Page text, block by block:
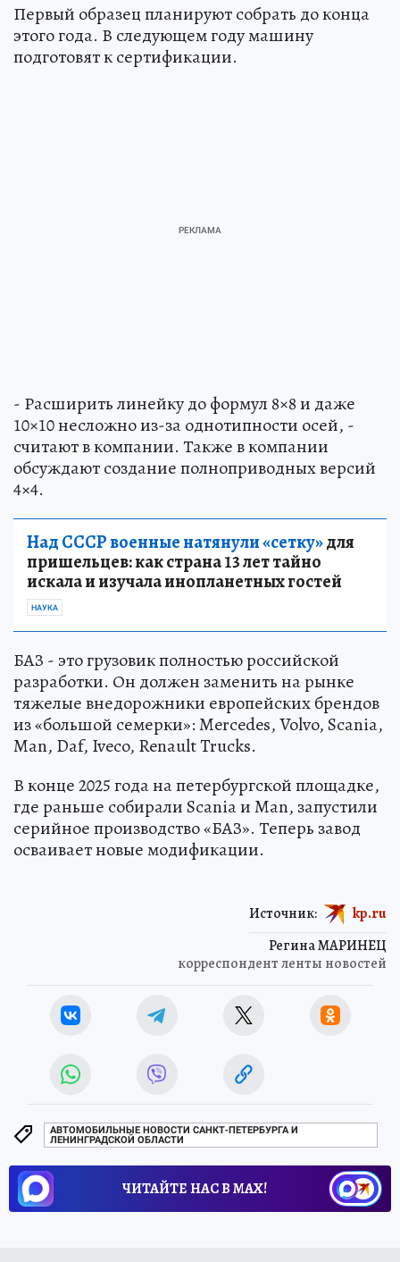
Первый образец планируют собрать до конца
этого года. В следующем году машину
подготовят к сертификации.
- Расширить линейку до формул 8×8 и даже
10×10 несложно из-за однотипности осей, -
считают в компании. Также в компании
обсуждают создание полноприводных версий
4×4.
Над СССР военные натянули «сетку»для
пришельцев: как страна 13 лет тайно
искала и изучала инопланетных гостей
НАУКА
БАЗ - это грузовик полностью российской
разработки. Он должен заменить на рынке
тяжелые внедорожники европейских брендов
из «большой семерки»: Mercedes, Volvo, Scania,
Man, Daf, Iveco, Renault Trucks.
В конце 2025 года на петербургской площадке,
где раньше собирали Scania и Man, запустили
серийное производство «БАЗ». Теперь завод
осваивает новые модификации.
Регина МАРИНЕЦ
корреспондент ленты новостей
Источник: kp.ru
АВТОМОБИЛЬНЫЕ НОВОСТИ САНКТ-ПЕТЕРБУРГА И
ЛЕНИНГРАДСКОЙ ОБЛАСТИ
ЧИТАЙТЕ НАС В МАХ!